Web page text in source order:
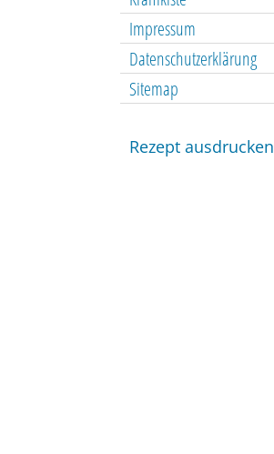
Impressum
Datenschutzerklärung
Sitemap
Rezept ausdrucken